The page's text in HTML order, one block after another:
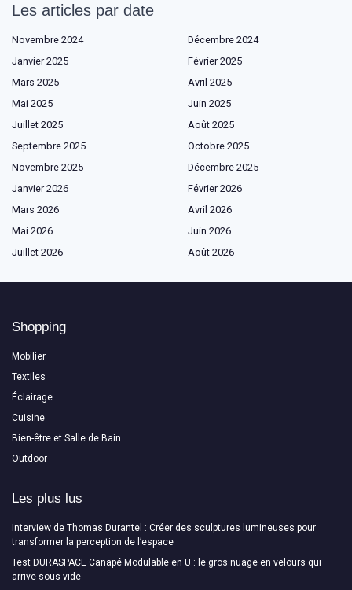
Les articles par date
Novembre 2024
Décembre 2024
Janvier 2025
Février 2025
Mars 2025
Avril 2025
Mai 2025
Juin 2025
Juillet 2025
Août 2025
Septembre 2025
Octobre 2025
Novembre 2025
Décembre 2025
Janvier 2026
Février 2026
Mars 2026
Avril 2026
Mai 2026
Juin 2026
Juillet 2026
Août 2026
Shopping
Mobilier
Textiles
Éclairage
Cuisine
Bien-être et Salle de Bain
Outdoor
Les plus lus
Interview de Thomas Durantel : Créer des sculptures lumineuses pour
transformer la perception de l’espace
Test DURASPACE Canapé Modulable en U : le gros nuage en velours qui
arrive sous vide